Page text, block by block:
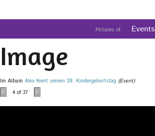
Pictures of: Events
Image
Im Album Alex feiert seinen 28. Kindergeburtstag (Event)
< 4 of 37 >